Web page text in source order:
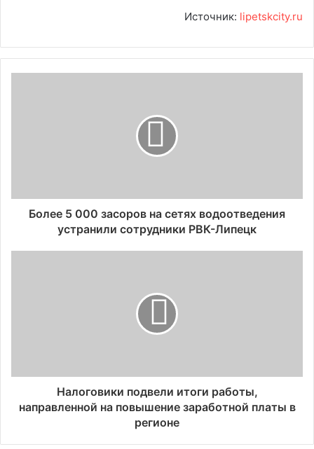
Источник: lipetskcity.ru
Более 5 000 засоров на сетях водоотведения
устранили сотрудники РВК-Липецк
Налоговики подвели итоги работы,
направленной на повышение заработной платы в
регионе